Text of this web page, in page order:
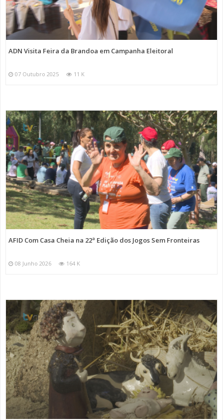
ADN Visita Feira da Brandoa em Campanha Eleitoral
07 Outubro 2025 11 K
AFID Com Casa Cheia na 22ª Edição dos Jogos Sem Fronteiras
08 Junho 2026 164 K